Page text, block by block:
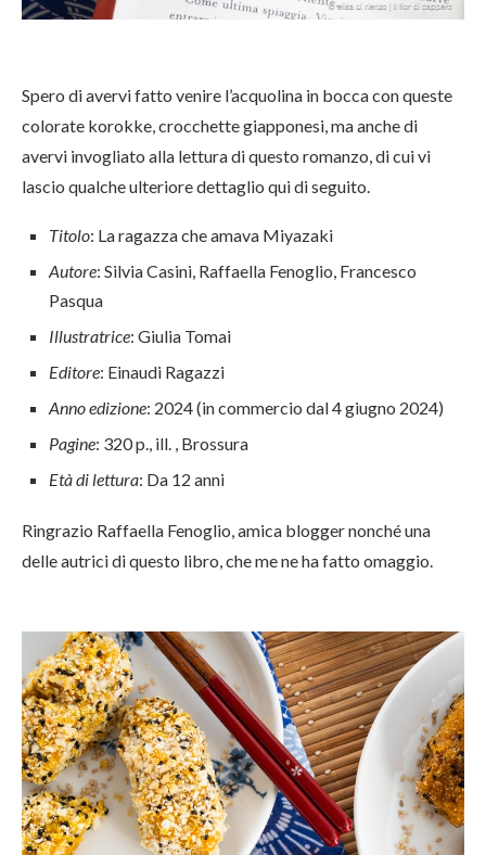
Spero di avervi fatto venire l’acquolina in bocca con queste
colorate korokke, crocchette giapponesi, ma anche di
avervi invogliato alla lettura di questo romanzo, di cui vi
lascio qualche ulteriore dettaglio qui di seguito.
Titolo: La ragazza che amava Miyazaki
Autore: Silvia Casini, Raffaella Fenoglio, Francesco
Pasqua
Illustratrice: Giulia Tomai
Editore: Einaudi Ragazzi
Anno edizione: 2024 (in commercio dal 4 giugno 2024)
Pagine: 320 p., ill. , Brossura
Età di lettura: Da 12 anni
Ringrazio Raffaella Fenoglio, amica blogger nonché una
delle autrici di questo libro, che me ne ha fatto omaggio.